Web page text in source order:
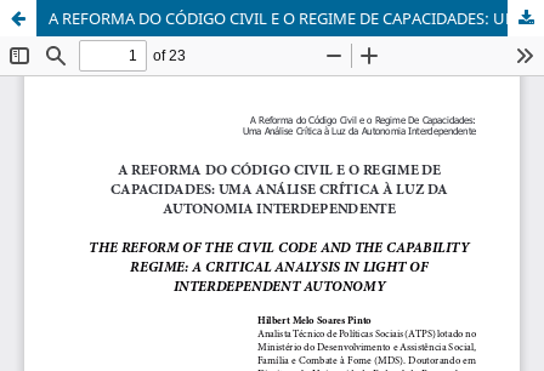
A REFORMA DO CÓDIGO CIVIL E O REGIME DE CAPACIDADES: UMA ANÁLISE CRÍTICA À LUZ DA AUTONOMIA INTERDEPENDENTE